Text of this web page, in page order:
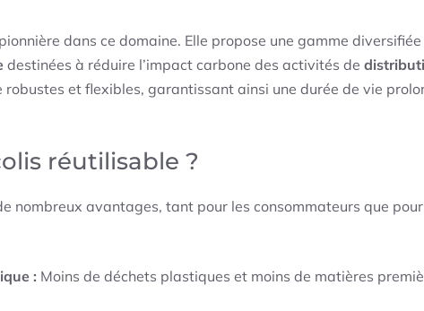
dans ce domaine. Elle propose une gamme diversifiée
destinées à réduire l’impact carbone des activités de
robustes et flexibles, garantissant ainsi une durée de vie
réutilisable ?
nombreux avantages, tant pour les consommateurs que
: Moins de déchets plastiques et moins de matières